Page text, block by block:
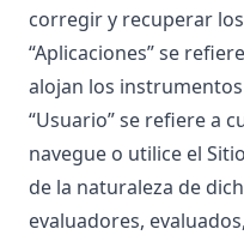
corregir y recuperar
“Aplicaciones” se
alojan los
“Usuario” se refiere a
navegue o utilice el
de la naturaleza de
evaluadores,